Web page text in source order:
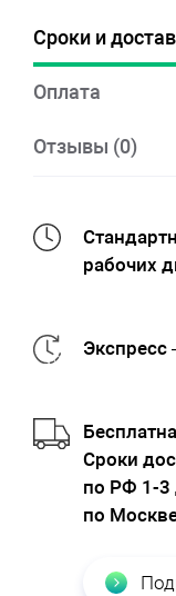
Сроки и
Оплата
Отзывы (0)
рабочих
Cроки
по РФ 1-3
по